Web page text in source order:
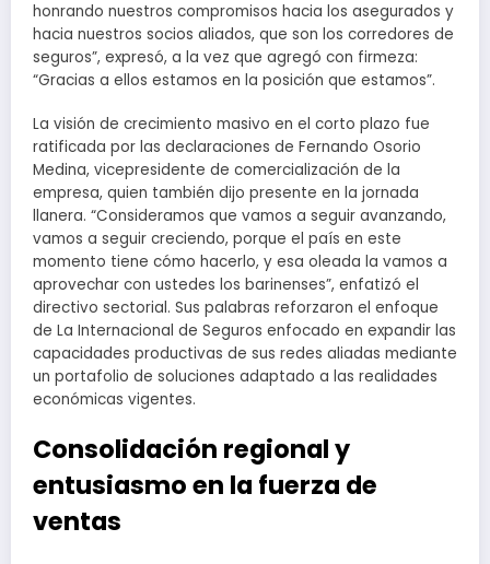
honrando nuestros compromisos hacia los asegurados y
hacia nuestros socios aliados, que son los corredores de
seguros”, expresó, a la vez que agregó con firmeza:
“Gracias a ellos estamos en la posición que estamos”.
La visión de crecimiento masivo en el corto plazo fue
ratificada por las declaraciones de Fernando Osorio
Medina, vicepresidente de comercialización de la
empresa, quien también dijo presente en la jornada
llanera. “Consideramos que vamos a seguir avanzando,
vamos a seguir creciendo, porque el país en este
momento tiene cómo hacerlo, y esa oleada la vamos a
aprovechar con ustedes los barinenses”, enfatizó el
directivo sectorial. Sus palabras reforzaron el enfoque
de La Internacional de Seguros enfocado en expandir las
capacidades productivas de sus redes aliadas mediante
un portafolio de soluciones adaptado a las realidades
económicas vigentes.
Consolidación regional y
entusiasmo en la fuerza de
ventas